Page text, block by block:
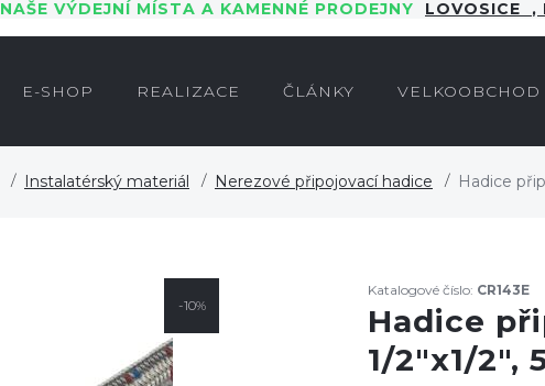
NAŠE VÝDEJNÍ MÍSTA A KAMENNÉ PRODEJNY LOVOSICE ,
E-SHOP REALIZACE ČLÁNKY VELKOOBCHOD
Instalatérský materiál Nerezové připojovací hadice Hadice
-10%
Katalogové číslo: CR143E
Hadice
1/2"x1/2",